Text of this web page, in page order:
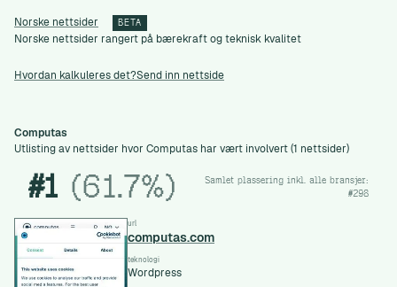
Norske nettsider BETA
Norske nettsider rangert på bærekraft og teknisk kvalitet
Hvordan kalkuleres det?Send inn nettside
Computas
Utlisting av nettsider hvor Computas har vært involvert (1 nettsider)
#1 (61.7%)
Samlet plassering inkl. alle bransjer:
#298
url
computas.com
teknologi
Wordpress